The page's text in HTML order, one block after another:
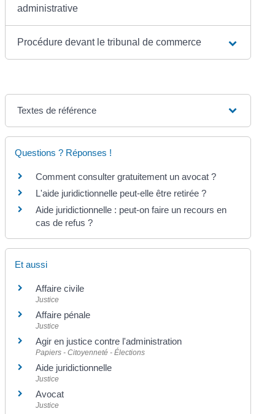
administrative
Procédure devant le tribunal de commerce
Textes de référence
Questions ? Réponses !
Comment consulter gratuitement un avocat ?
L'aide juridictionnelle peut-elle être retirée ?
Aide juridictionnelle : peut-on faire un recours en
cas de refus ?
Et aussi
Affaire civile
Justice
Affaire pénale
Justice
Agir en justice contre l'administration
Papiers - Citoyenneté - Élections
Aide juridictionnelle
Justice
Avocat
Justice